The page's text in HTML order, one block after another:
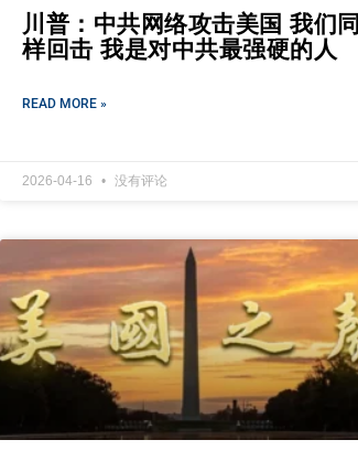
川普：中共网络攻击美国 我们同
样回击 我是对中共最强硬的人
READ MORE »
2026-04-16 没有评论